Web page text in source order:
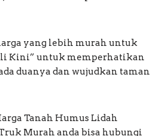
yang lebih murah untuk
Kini” untuk memperhatikan
duanya dan wujudkan taman
Tanah Humus Lidah
Murah anda bisa hubungi